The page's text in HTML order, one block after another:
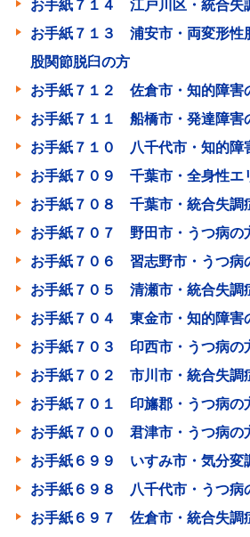
お手紙７１４ 江戸川区・統合失
お手紙７１３ 浦安市・両変形性
股関節脱臼の方
お手紙７１２ 佐倉市・知的障害
お手紙７１１ 船橋市・発達障害
お手紙７１０ 八千代市・知的障
お手紙７０９ 千葉市・全身性エ
お手紙７０８ 千葉市・統合失調
お手紙７０７ 野田市・うつ病の
お手紙７０６ 習志野市・うつ病
お手紙７０５ 清瀬市・統合失調
お手紙７０４ 東金市・知的障害
お手紙７０３ 印西市・うつ病の
お手紙７０２ 市川市・統合失調
お手紙７０１ 印旛郡・うつ病の
お手紙７００ 君津市・うつ病の
お手紙６９９ いすみ市・気分変
お手紙６９８ 八千代市・うつ病
お手紙６９７ 佐倉市・統合失調